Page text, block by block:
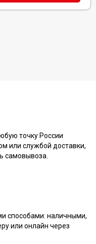
точку России
или службой доставки,
самовывоза.
способами: наличными,
или онлайн через